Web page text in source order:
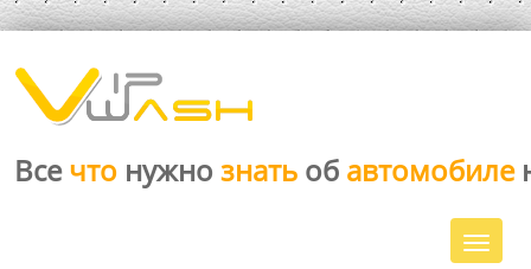
Все что нужно знать об автомобиле